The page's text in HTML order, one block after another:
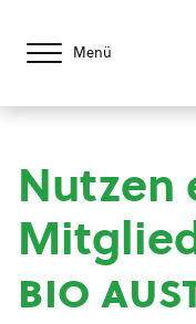
Menü
Nutzen
bio